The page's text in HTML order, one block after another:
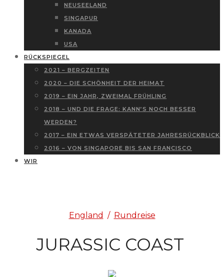
NEUSEELAND
SINGAPUR
KANADA
USA
RÜCKSPIEGEL
2021 – BERGZEITEN
2020 – DIE SCHÖNHEIT DER HEIMAT
2019 – EIN JAHR, ZWEIMAL FRÜHLING
2018 – UND DIE FRAGE: KANN’S NOCH BESSER
WERDEN?
2017 – EIN ETWAS VERSPÄTETER JAHRESRÜCKBLICK
2016 – VON SINGAPORE BIS SAN FRANCISCO
WIR
England / Rundreise
JURASSIC COAST